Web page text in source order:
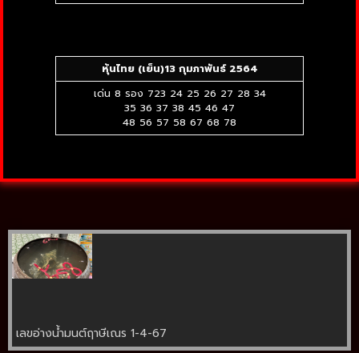
หุ้นไทย (เย็น)13 กุมภาพันธ์ 2564
เด่น 8 รอง 723 24 25 26 27 28 34
35 36 37 38 45 46 47
48 56 57 58 67 68 78
เลขอ่างน้ำมนต์ฤาษีเณร 1-4-67